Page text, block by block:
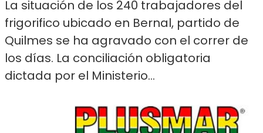
La situación de los 240 trabajadores del
frigorifico ubicado en Bernal, partido de
Quilmes se ha agravado con el correr de
los días. La conciliación obligatoria
dictada por el Ministerio...